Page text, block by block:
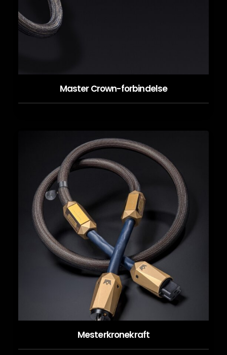
Master Crown-forbindelse
Mesterkronekraft